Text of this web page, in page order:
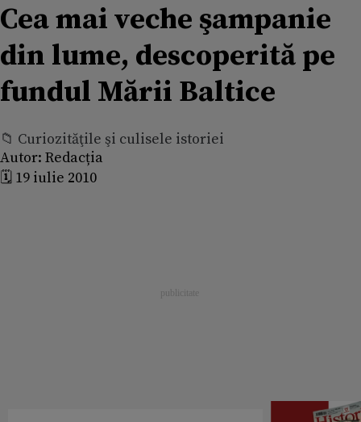
Cea mai veche şampanie
din lume, descoperită pe
fundul Mării Baltice
📁 Curiozităţile şi culisele istoriei
Autor: Redacția
🗓️ 19 iulie 2010